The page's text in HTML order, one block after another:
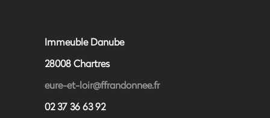
Immeuble Danube
28008 Chartres
eure-et-loir@ffrandonnee.fr
02 37 36 63 92